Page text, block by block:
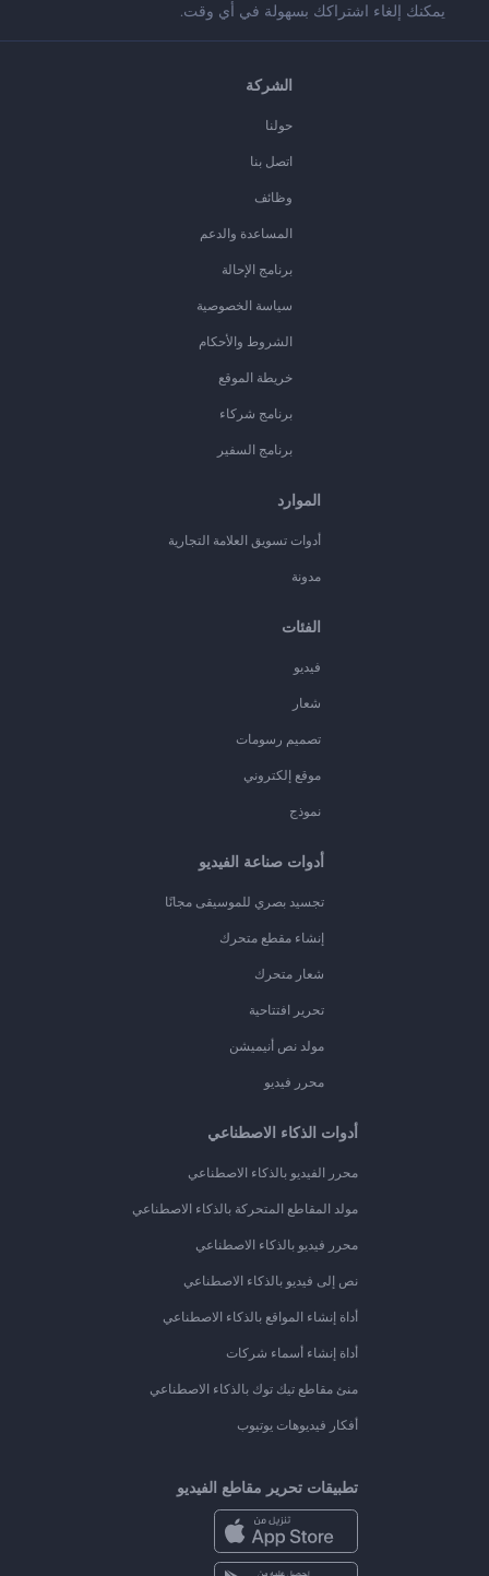
يمكنك إلغاء اشتراكك بسهولة في أي وقت.
الشركة
حولنا
اتصل بنا
وظائف
المساعدة والدعم
برنامج الإحالة
سياسة الخصوصية
الشروط والأحكام
خريطة الموقع
برنامج شركاء
برنامج السفير
الموارد
أدوات تسويق العلامة التجارية
مدونة
الفئات
فيديو
شعار
تصميم رسومات
موقع إلكتروني
نموذج
أدوات صناعة الفيديو
تجسيد بصري للموسيقى مجانًا
إنشاء مقطع متحرك
شعار متحرك
تحرير افتتاحية
مولد نص أنيميشن
محرر فيديو
أدوات الذكاء الاصطناعي
محرر الفيديو بالذكاء الاصطناعي
مولد المقاطع المتحركة بالذكاء الاصطناعي
محرر فيديو بالذكاء الاصطناعي
نص إلى فيديو بالذكاء الاصطناعي
أداة إنشاء المواقع بالذكاء الاصطناعي
أداة إنشاء أسماء شركات
منئ مقاطع تيك توك بالذكاء الاصطناعي
أفكار فيديوهات يوتيوب
تطبيقات تحرير مقاطع الفيديو